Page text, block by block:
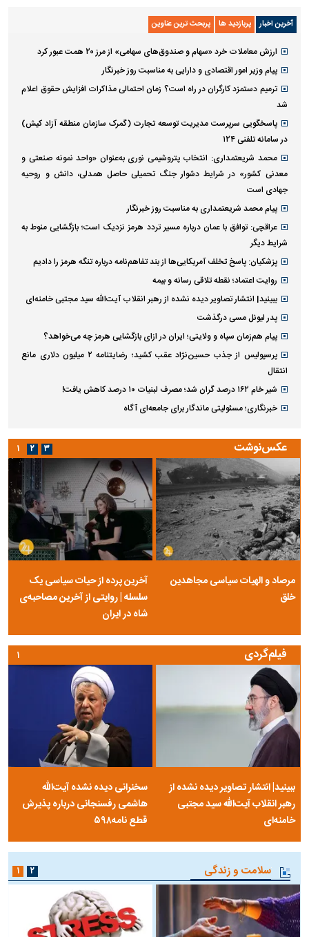
آخرین اخبار پربازدید ها پربحث ترین عناوین
ارزش معاملات خرد «سهام و صندوق‌های سهامی» از مرز ۲۰ همت عبور کرد
پیام وزیر امور اقتصادی و دارایی به مناسبت روز خبرنگار
ترمیم دستمزد کارگران در راه است؟ زمان احتمالی مذاکرات افزایش حقوق اعلام
شد
پاسخگویی سرپرست مدیریت توسعه تجارت (گمرک سازمان منطقه آزاد کیش)
در سامانه تلفنی ۱۲۴
محمد شریعتمداری: انتخاب پتروشیمی نوری به‌عنوان «واحد نمونه صنعتی و
معدنی کشور» در شرایط دشوار جنگ تحمیلی حاصل همدلی، دانش و روحیه
جهادی است
پیام محمد شریعتمداری به مناسبت روز خبرنگار
عراقچی: توافق با عمان درباره مسیر تردد هرمز نزدیک است؛ بازگشایی منوط به
شرایط دیگر
پزشکیان: پاسخ تخلف آمریکایی‌ها از بند تفاهم‌نامه درباره تنگه هرمز را دادیم
روایت اعتماد؛ نقطه تلاقی رسانه و بیمه
ببینید| انتشار تصاویر دیده نشده از رهبر انقلاب آیت‌الله سید مجتبی خامنه‌ای
پدر لیونل مسی درگذشت
پیام هم‌زمان سپاه و ولایتی؛ ایران در ازای بازگشایی هرمز چه می‌خواهد؟
پرسپولیس از جذب حسین‌نژاد عقب کشید؛ رضایتنامه ۲ میلیون دلاری مانع
انتقال
شیر خام ۱۶۲ درصد گران شد؛ مصرف لبنیات ۱۰ درصد کاهش یافت!
خبرنگاری؛ مسئولیتی ماندگار برای جامعه‌ای آگاه
عکس‌نوشت
مرصاد و الهیات سیاسی مجاهدین
خلق
آخرین پرده از حیات سیاسی یک
سلسله | روایتی از آخرین مصاحبه‌ی
شاه در ایران
۱ ۲ ۳
فیلم‌گردی
ببینید| انتشار تصاویر دیده نشده از
رهبر انقلاب آیت‌الله سید مجتبی
خامنه‌ای
سخنرانی دیده نشده آیت‌الله
هاشمی رفسنجانی درباره پذیرش
قطع نامه۵۹۸
۱
سلامت و زندگی ۱ ۲